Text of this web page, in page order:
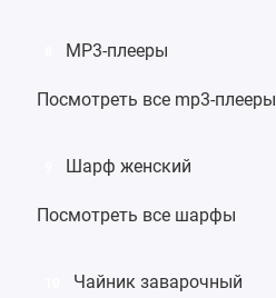
MP3-плееры
Посмотреть все mp3-плееры
Шарф женский
Посмотреть все шарфы
Чайник заварочный